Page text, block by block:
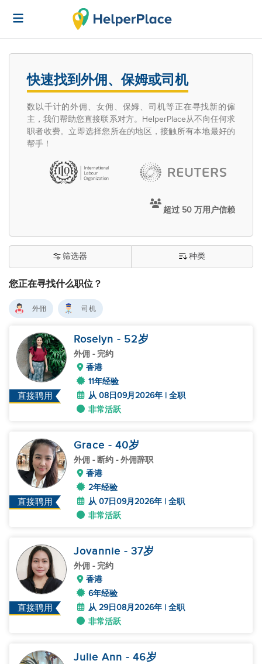
快速找到外佣、保姆或司机
数以千计的外佣、女佣、保姆、司机等正在寻找新的僱
主，我们帮助您直接联系对方。HelperPlace从不向任何求
职者收费。立即选择您所在的地区，接触所有本地最好的
帮手！
超过 50 万用户信赖
您正在寻找什么职位？
筛选器 种类
外佣 司机
直接聘用
Roselyn - 52岁
外佣 - 完约
香港
11年经验
从 08日09月2026年 | 全职
非常活跃
直接聘用
Grace - 40岁
外佣 - 断约 - 外佣辞职
香港
2年经验
从 07日09月2026年 | 全职
非常活跃
直接聘用
Jovannie - 37岁
外佣 - 完约
香港
6年经验
从 29日08月2026年 | 全职
非常活跃
Julie Ann - 46岁